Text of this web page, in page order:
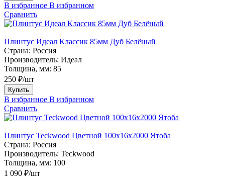
В избранное В избранном
Сравнить
Плинтус Идеал Классик 85мм Дуб Белёный
Страна: Россия
Производитель: Идеал
Толщина, мм: 85
250 ₽/шт
Купить
В избранное В избранном
Сравнить
Плинтус Teckwood Цветной 100x16х2000 Ятоба
Страна: Россия
Производитель: Teckwood
Толщина, мм: 100
1 090 ₽/шт